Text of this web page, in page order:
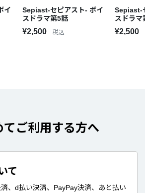
イ
Sepiast-セピアスト- ボイ
スドラマ第5話
¥2,500 税込
Sepiast-
スドラマ
¥2,500
てご利用する方へ
て
、d払い決済、PayPay決済、あと払い